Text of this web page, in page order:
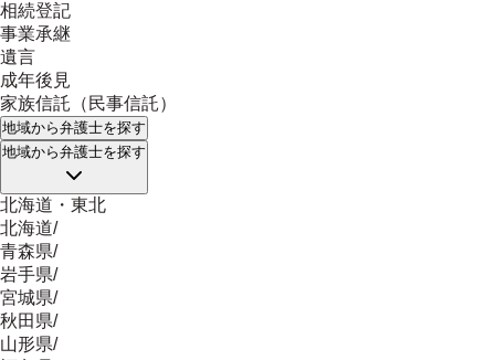
相続登記
事業承継
遺言
成年後見
家族信託（民事信託）
地域から弁護士を探す
地域から弁護士を探す
北海道・東北
北海道/
青森県/
岩手県/
宮城県/
秋田県/
山形県/